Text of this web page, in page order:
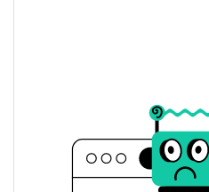
Dünkü Hacim